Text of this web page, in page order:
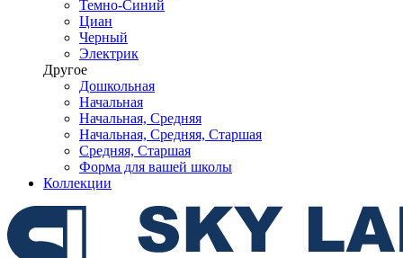
Темно-Синий
Циан
Черный
Электрик
Другое
Дошкольная
Начальная
Начальная, Средняя
Начальная, Средняя, Старшая
Средняя, Старшая
Форма для вашей школы
Коллекции